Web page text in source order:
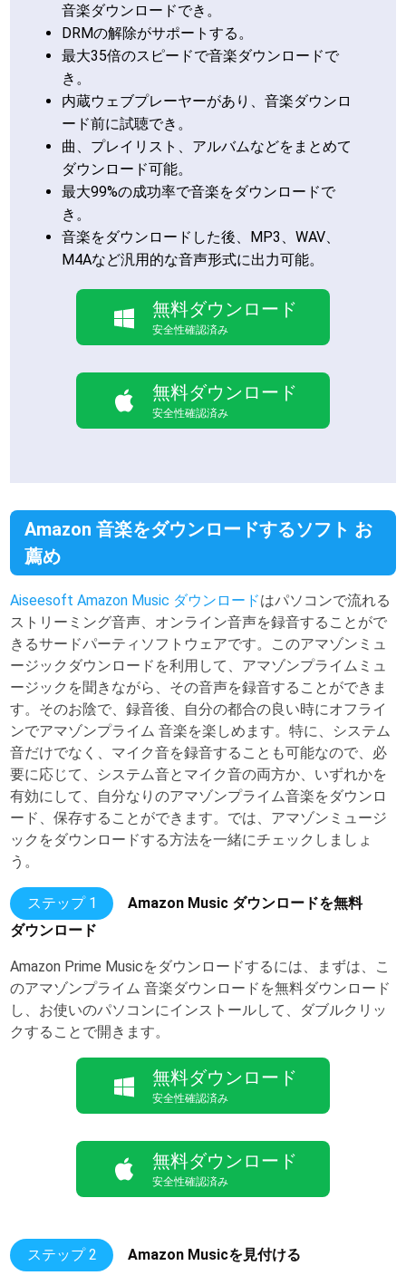
音楽ダウンロードでき。
DRMの解除がサポートする。
最大35倍のスピードで音楽ダウンロードで
き。
内蔵ウェブプレーヤーがあり、音楽ダウンロ
ード前に試聴でき。
曲、プレイリスト、アルバムなどをまとめて
ダウンロード可能。
最大99%の成功率で音楽をダウンロードで
き。
音楽をダウンロードした後、MP3、WAV、
M4Aなど汎用的な音声形式に出力可能。
無料ダウンロード
安全性確認済み
無料ダウンロード
安全性確認済み
Amazon 音楽をダウンロードするソフト お
薦め
Aiseesoft Amazon Music ダウンロードはパソコンで流れる
ストリーミング音声、オンライン音声を録音することがで
きるサードパーティソフトウェアです。このアマゾンミュ
ージックダウンロードを利用して、アマゾンプライムミュ
ージックを聞きながら、その音声を録音することができま
す。そのお陰で、録音後、自分の都合の良い時にオフライ
ンでアマゾンプライム 音楽を楽しめます。特に、システム
音だけでなく、マイク音を録音することも可能なので、必
要に応じて、システム音とマイク音の両方か、いずれかを
有効にして、自分なりのアマゾンプライム音楽をダウンロ
ード、保存することができます。では、アマゾンミュージ
ックをダウンロードする方法を一緒にチェックしましょ
う。
ステップ 1
Amazon Music ダウンロードを無料
ダウンロード
Amazon Prime Musicをダウンロードするには、まずは、こ
のアマゾンプライム 音楽ダウンロードを無料ダウンロード
し、お使いのパソコンにインストールして、ダブルクリッ
クすることで開きます。
無料ダウンロード
安全性確認済み
無料ダウンロード
安全性確認済み
ステップ 2 Amazon Musicを見付ける